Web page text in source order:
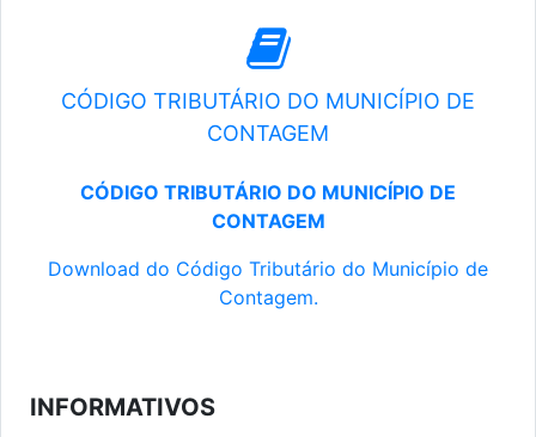
CÓDIGO TRIBUTÁRIO DO MUNICÍPIO DE
CONTAGEM
CÓDIGO TRIBUTÁRIO DO MUNICÍPIO DE
CONTAGEM
Download do Código Tributário do Município de
Contagem.
INFORMATIVOS